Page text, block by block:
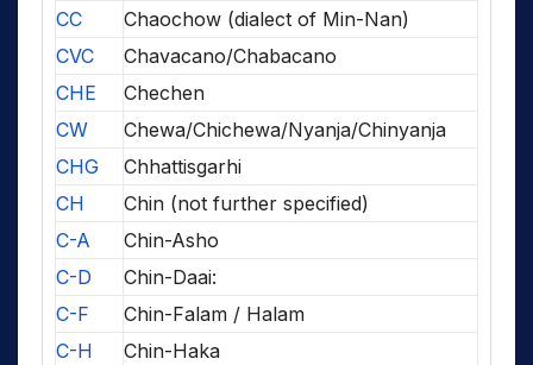
CC
Chaochow (dialect of Min-Nan)
CVC
Chavacano/Chabacano
CHE
Chechen
CW
Chewa/Chichewa/Nyanja/Chinyanja
CHG
Chhattisgarhi
CH
Chin (not further specified)
C-A
Chin-Asho
C-D
Chin-Daai:
C-F
Chin-Falam / Halam
C-H
Chin-Haka